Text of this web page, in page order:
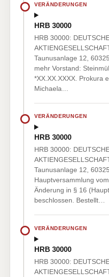
VERÄNDERUNGEN
HRB 30000
HRB 30000:
Taunusanlage 12,
mehr Vorstand:
*XX.XX.XXXX. Prokura
Michaela…
VERÄNDERUNGEN
HRB 30000
HRB 30000:
Taunusanlage 12,
Hauptversammlung
Änderung in § 16
beschlossen. Bestellt…
VERÄNDERUNGEN
HRB 30000
HRB 30000: